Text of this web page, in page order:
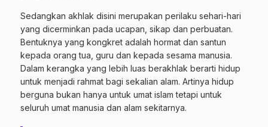
Sedangkan akhlak disini merupakan perilaku sehari-hari
yang dicerminkan pada ucapan, sikap dan perbuatan.
Bentuknya yang kongkret adalah hormat dan santun
kepada orang tua, guru dan kepada sesama manusia.
Dalam kerangka yang lebih luas berakhlak berarti hidup
untuk menjadi rahmat bagi sekalian alam. Artinya hidup
berguna bukan hanya untuk umat islam tetapi untuk
seluruh umat manusia dan alam sekitarnya.